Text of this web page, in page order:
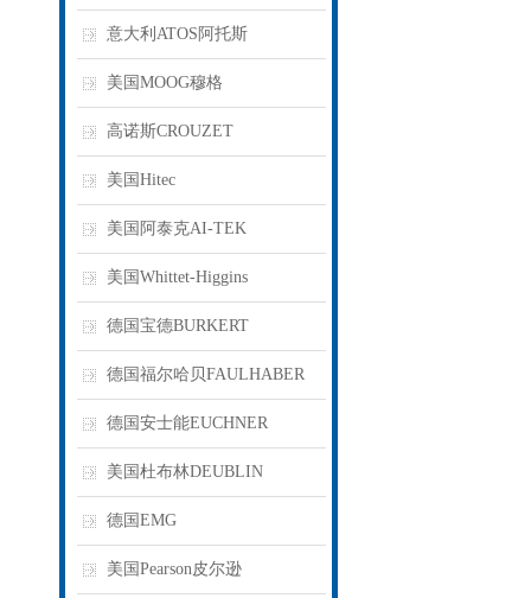
意大利ATOS阿托斯
美国MOOG穆格
高诺斯CROUZET
美国Hitec
美国阿泰克AI-TEK
美国Whittet-Higgins
德国宝德BURKERT
德国福尔哈贝FAULHABER
德国安士能EUCHNER
美国杜布林DEUBLIN
德国EMG
美国Pearson皮尔逊